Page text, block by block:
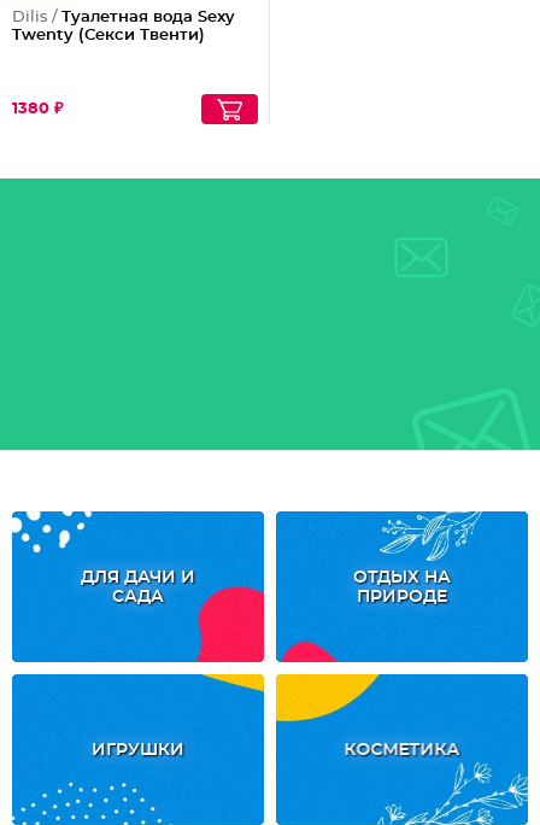
Dilis / Туалетная вода Sexy
Twenty (Секси Твенти)
1380 ₽
ДЛЯ ДАЧИ И
САДА
ОТДЫХ НА
ПРИРОДЕ
ИГРУШКИ КОСМЕТИКА